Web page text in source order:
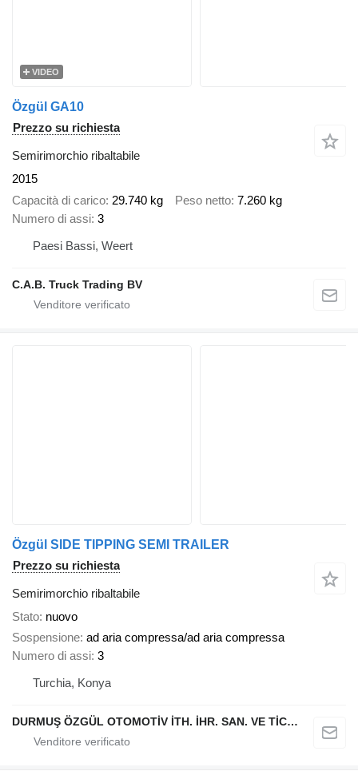
VIDEO
Özgül GA10
Prezzo su richiesta
Semirimorchio ribaltabile
2015
Capacità di carico 29.740 kg Peso netto 7.260 kg
Numero di assi 3
Paesi Bassi, Weert
C.A.B. Truck Trading BV
Özgül SIDE TIPPING SEMI TRAILER
Prezzo su richiesta
Semirimorchio ribaltabile
Stato nuovo
Sospensione ad aria compressa/ad aria compressa
Numero di assi 3
Turchia, Konya
DURMUŞ ÖZGÜL OTOMOTİV İTH. İHR. SAN. VE TİC. A.Ş